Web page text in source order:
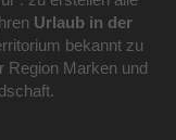
Urlaub in der
bekannt zu
Region Marken und